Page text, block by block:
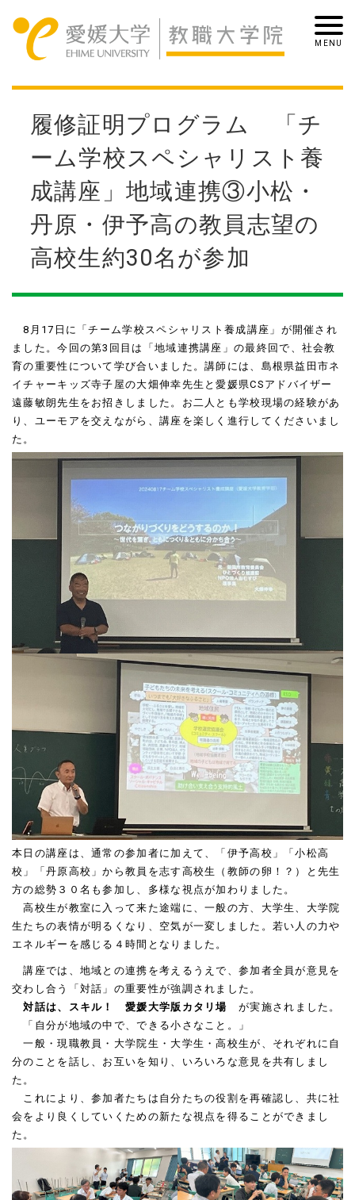
履修証明プログラム 「チ
ーム学校スペシャリスト養
成講座」地域連携③小松・
丹原・伊予高の教員志望の
高校生約30名が参加
8月 17 日に「チーム学校スペシャリスト養成講座」が開催され
ました。今回の第3 回目は「地域連携講座」の最終回で、社会教
育の重要性について学び合いました。講師には、島根県益田市ネ
イチャーキッズ寺子屋の大畑伸幸先生と愛媛県CS アドバイザー
遠藤敏朗先生をお招きしました。お二人とも学校現場の経験があ
り、ユーモアを交えながら、講座を楽しく進行してくださいまし
た。
本日の講座は、通常の参加者に加えて、「伊予高校」「小松高
校」「丹原高校」から教員を志す高校生（教師の卵！？）と先生
方の総勢３０名も参加し、多様な視点が加わりました。
高校生が教室に入って来た途端に、一般の方、大学生、大学院
生たちの表情が明るくなり、空気が一変しました。若い人の力や
エネルギーを感じる４時間となりました。
講座では、地域との連携を考えるうえで、参加者全員が意見を
交わし合う「対話」の重要性が強調されました。
対話は、 スキル ！ 愛媛大学版カタリ場 が実施されました。
「自分が地域の中で、できる小さなこと。」
一般・現職教員・大学院生・大学生・高校生が、それぞれに自
分のことを話し、お互いを知り、いろいろな意見を共有しまし
た。
これにより、参加者たちは自分たちの役割を再確認し、共に社
会をより良くしていくための新たな視点を得ることができまし
た。